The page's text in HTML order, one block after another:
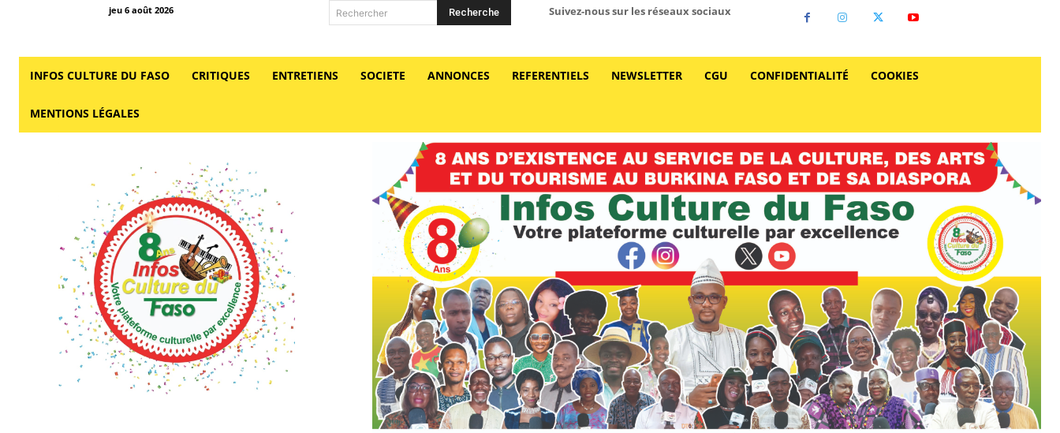
jeu 6 août 2026 Rechercher Recherche Suivez-nous sur les réseaux sociaux
INFOS CULTURE DU FASO CRITIQUES ENTRETIENS SOCIETE ANNONCES REFERENTIELS NEWSLETTER CGU CONFIDENTIALITÉ COOKIES
MENTIONS LÉGALES